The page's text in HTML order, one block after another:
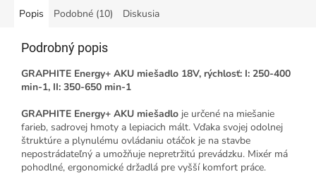
Popis Podobné (10) Diskusia
Podrobný popis
GRAPHITE Energy+ AKU miešadlo 18V, rýchlosť: I: 250-400
min-1, II: 350-650 min-1
GRAPHITE Energy+ AKU miešadlo je určené na miešanie
farieb, sadrovej hmoty a lepiacich mált. Vďaka svojej odolnej
štruktúre a plynulému ovládaniu otáčok je na stavbe
nepostrádateľný a umožňuje nepretržitú prevádzku. Mixér má
pohodlné, ergonomické držadlá pre vyšší komfort práce.